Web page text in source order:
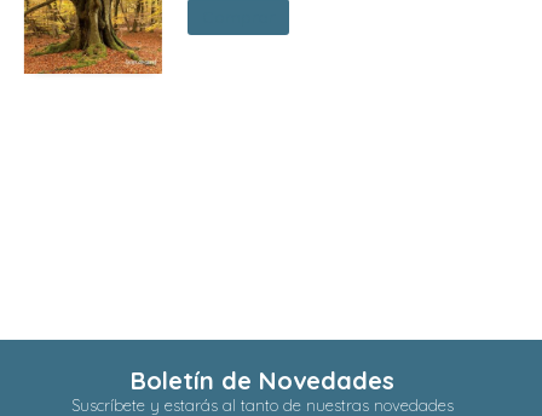
Boletín de Novedades
Suscríbete y estarás al tanto de nuestras novedades